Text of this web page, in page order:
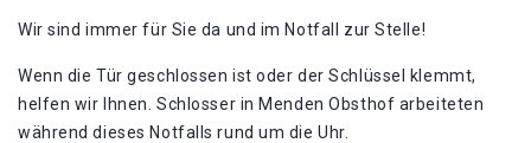
Wir sind immer für Sie da und im Notfall zur Stelle!
Wenn die Tür geschlossen ist oder der Schlüssel klemmt,
helfen wir Ihnen. Schlosser in Menden Obsthof arbeiteten
während dieses Notfalls rund um die Uhr.